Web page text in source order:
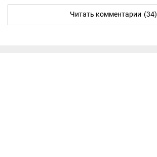
Читать комментарии (34)